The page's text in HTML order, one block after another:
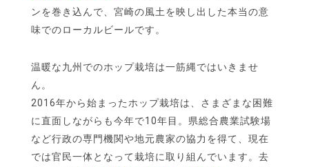
ンを巻き込んで、宮崎の風土を映し出した本当の意
味でのローカルビールです。
温暖な九州でのホップ栽培は一筋縄ではいきませ
ん。
2016年から始まったホップ栽培は、さまざまな困難
に直面しながらも今年で10年目。県総合農業試験場
など行政の専門機関や地元農家の協力を得て、現在
では官民一体となって栽培に取り組んでいます。去